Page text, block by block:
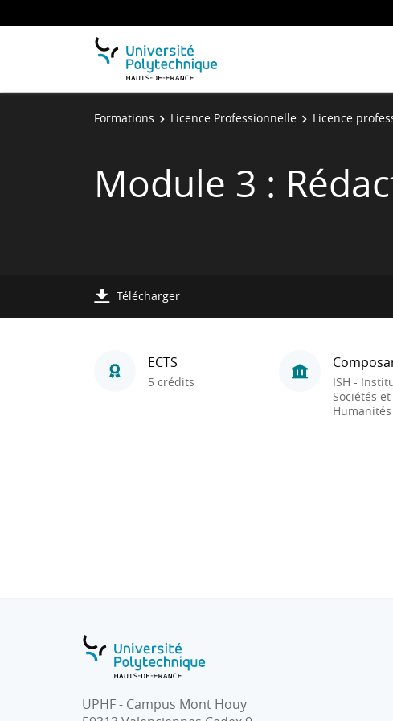
Formations Licence Professionnelle Licence
Module 3 :
Télécharger
ECTS
5 crédits
ISH -
Sociétés et
Humanités
UPHF - Campus Mont Houy